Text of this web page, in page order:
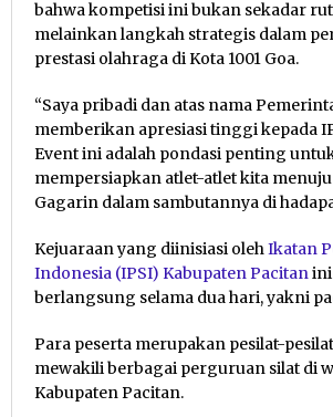
bahwa kompetisi ini bukan sekadar
melainkan langkah strategis dalam
prestasi olahraga di Kota 1001 Goa.
“Saya pribadi dan atas nama
memberikan apresiasi tinggi kepada
Event ini adalah pondasi penting
mempersiapkan atlet-atlet kita
Gagarin dalam sambutannya di
Kejuaraan yang diinisiasi olehIkatan
Indonesia (IPSI) Kabupaten Pacitan
berlangsung selama dua hari, yakni
Para peserta merupakan pesilat-
mewakili berbagai perguruan silat di
Kabupaten Pacitan.